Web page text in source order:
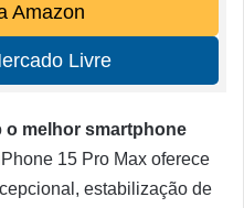
Amazon
Livre
o melhor smartphone
15 Pro Max oferece
estabilização de